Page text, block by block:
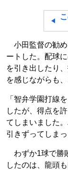
小田監督の勧め
ートした。配球
を引き出したり
を感じながらも
「智弁学園打線
したが、得点を
てしまいました
引きずってしま
わずか1球で勝
したのは、龍頭